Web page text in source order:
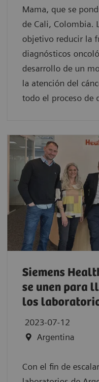
Mama, que se
de Cali, Colombia.
objetivo reducir la
diagnósticos
desarrollo de un
la atención del
todo el proceso de
Siemens
se unen para
los
2023-07-12
Argentina
Con el fin de